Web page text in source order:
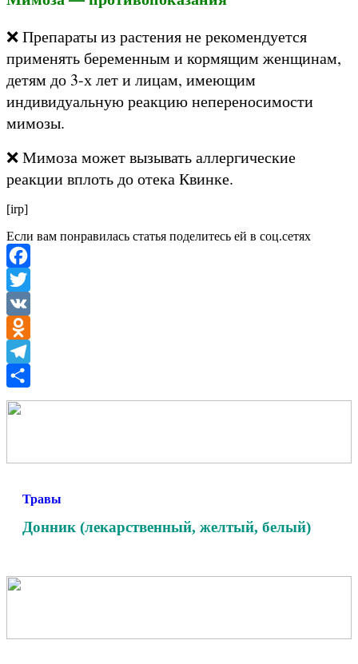
❌ Препараты из растения не рекомендуется
применять беременным и кормящим женщинам,
детям до 3-х лет и лицам, имеющим
индивидуальную реакцию непереносимости
мимозы.
❌ Мимоза может вызывать аллергические
реакции вплоть до отека Квинке.
[irp]
Если вам понравилась статья поделитесь ей в соц.сетях
Facebook
Twitter
VK
Odnoklassniki
Telegram
Отправить
Травы
Донник (лекарственный, желтый, белый)